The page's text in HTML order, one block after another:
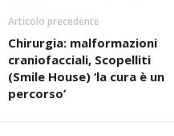
Articolo precedente
Chirurgia: malformazioni
craniofacciali, Scopelliti
(Smile House) ‘la cura è un
percorso’